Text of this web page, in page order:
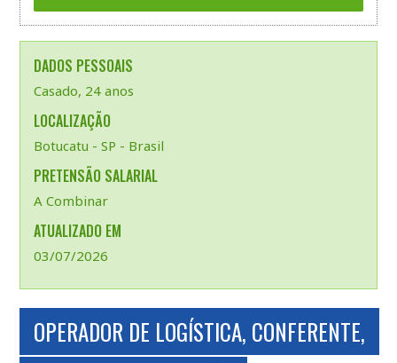
DADOS PESSOAIS
Casado, 24 anos
LOCALIZAÇÃO
Botucatu - SP - Brasil
PRETENSÃO SALARIAL
A Combinar
ATUALIZADO EM
03/07/2026
OPERADOR DE LOGÍSTICA, CONFERENTE,